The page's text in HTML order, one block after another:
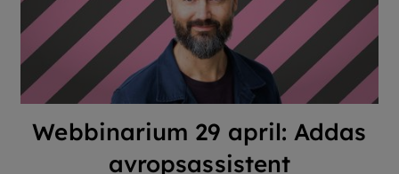
Webbinarium 29 april: Addas
avropsassistent